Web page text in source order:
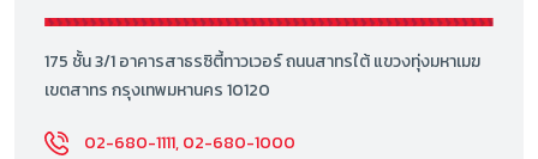
175 ชั้น 3/1 อาคารสาธรซิตี้ทาวเวอร์ ถนนสาทรใต้ แขวงทุ่งมหาเมฆ
เขตสาทร กรุงเทพมหานคร 10120
02-680-1111, 02-680-1000